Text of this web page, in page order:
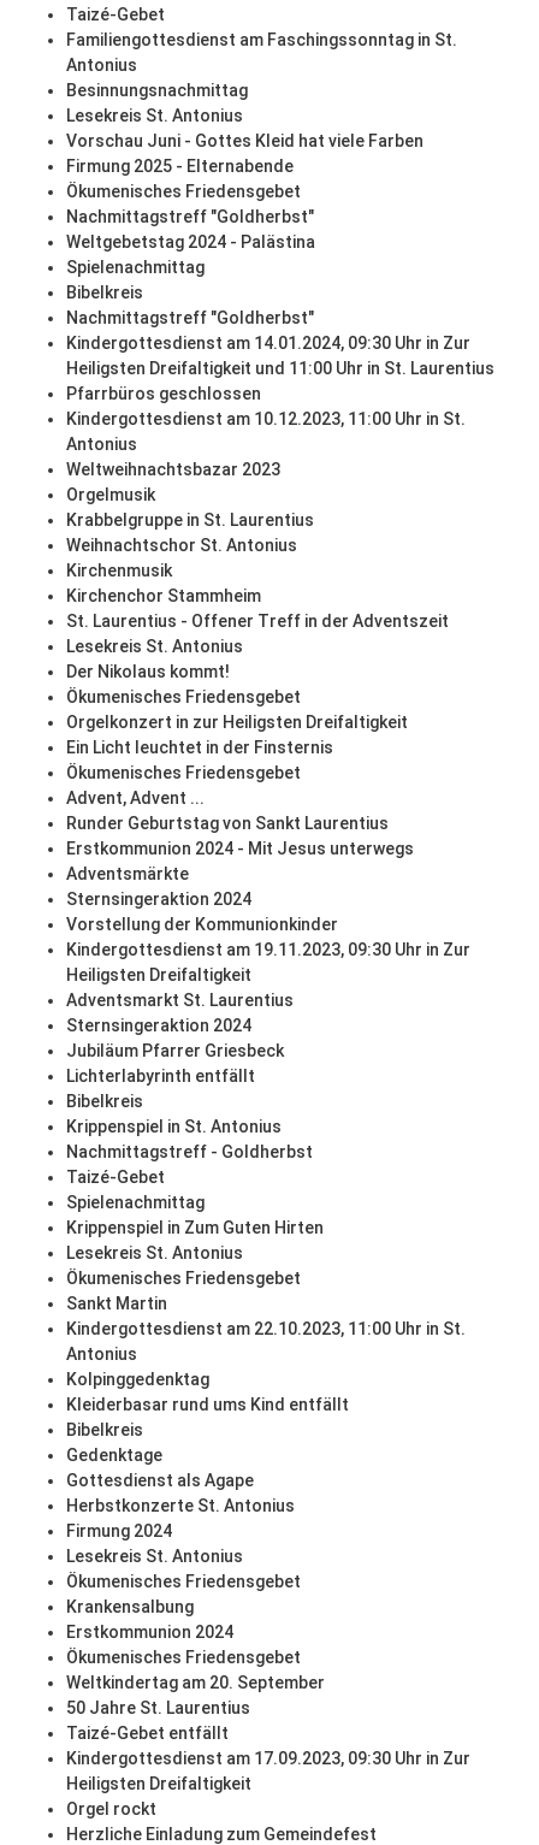
Taizé-Gebet
Familiengottesdienst am Faschingssonntag in St.
Antonius
Besinnungsnachmittag
Lesekreis St. Antonius
Vorschau Juni - Gottes Kleid hat viele Farben
Firmung 2025 - Elternabende
Ökumenisches Friedensgebet
Nachmittagstreff "Goldherbst"
Weltgebetstag 2024 - Palästina
Spielenachmittag
Bibelkreis
Nachmittagstreff "Goldherbst"
Kindergottesdienst am 14.01.2024, 09:30 Uhr in Zur
Heiligsten Dreifaltigkeit und 11:00 Uhr in St. Laurentius
Pfarrbüros geschlossen
Kindergottesdienst am 10.12.2023, 11:00 Uhr in St.
Antonius
Weltweihnachtsbazar 2023
Orgelmusik
Krabbelgruppe in St. Laurentius
Weihnachtschor St. Antonius
Kirchenmusik
Kirchenchor Stammheim
St. Laurentius - Offener Treff in der Adventszeit
Lesekreis St. Antonius
Der Nikolaus kommt!
Ökumenisches Friedensgebet
Orgelkonzert in zur Heiligsten Dreifaltigkeit
Ein Licht leuchtet in der Finsternis
Ökumenisches Friedensgebet
Advent, Advent ...
Runder Geburtstag von Sankt Laurentius
Erstkommunion 2024 - Mit Jesus unterwegs
Adventsmärkte
Sternsingeraktion 2024
Vorstellung der Kommunionkinder
Kindergottesdienst am 19.11.2023, 09:30 Uhr in Zur
Heiligsten Dreifaltigkeit
Adventsmarkt St. Laurentius
Sternsingeraktion 2024
Jubiläum Pfarrer Griesbeck
Lichterlabyrinth entfällt
Bibelkreis
Krippenspiel in St. Antonius
Nachmittagstreff - Goldherbst
Taizé-Gebet
Spielenachmittag
Krippenspiel in Zum Guten Hirten
Lesekreis St. Antonius
Ökumenisches Friedensgebet
Sankt Martin
Kindergottesdienst am 22.10.2023, 11:00 Uhr in St.
Antonius
Kolpinggedenktag
Kleiderbasar rund ums Kind entfällt
Bibelkreis
Gedenktage
Gottesdienst als Agape
Herbstkonzerte St. Antonius
Firmung 2024
Lesekreis St. Antonius
Ökumenisches Friedensgebet
Krankensalbung
Erstkommunion 2024
Ökumenisches Friedensgebet
Weltkindertag am 20. September
50 Jahre St. Laurentius
Taizé-Gebet entfällt
Kindergottesdienst am 17.09.2023, 09:30 Uhr in Zur
Heiligsten Dreifaltigkeit
Orgel rockt
Herzliche Einladung zum Gemeindefest